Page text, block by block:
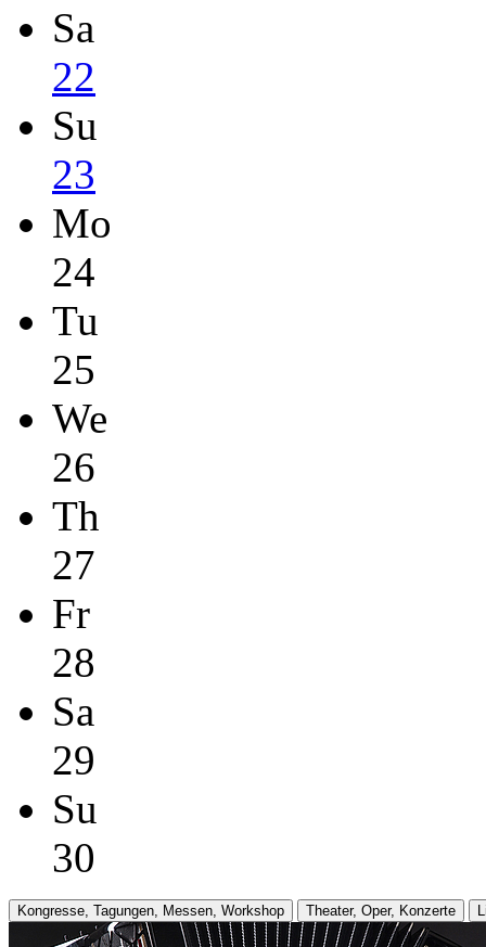
Sa
22
Su
23
Mo
24
Tu
25
We
26
Th
27
Fr
28
Sa
29
Su
30
Kongresse, Tagungen, Messen, Workshop Theater, Oper, Konzerte